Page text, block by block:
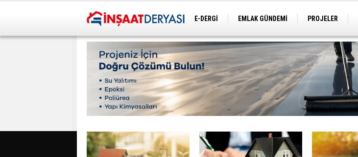
E-DERGİ EMLAK GÜNDEMİ PROJELER